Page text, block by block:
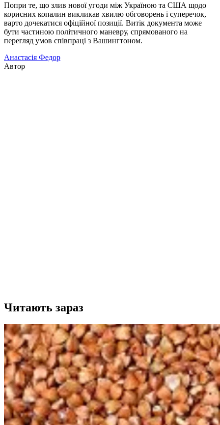
Попри те, що злив нової угоди між Україною та США щодо
корисних копалин викликав хвилю обговорень і суперечок,
варто дочекатися офіційної позиції. Витік документа може
бути частиною політичного маневру, спрямованого на
перегляд умов співпраці з Вашингтоном.
Анастасія Федор
Автор
Читають зараз